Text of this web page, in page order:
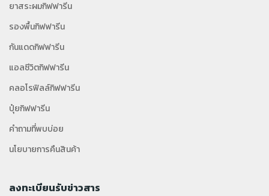
ยาสระผมกิฟฟารีน
รองพื้นกิฟฟารีน
กันแดดกิฟฟารีน
แอลซีวิตกิฟฟารีน
คลอโรฟิลล์กิฟฟารีน
ปุ๋ยกิฟฟารีน
คำถามที่พบบ่อย
นโยบายการคืนสินค้า
ลงทะเบียนรับข่าวสาร